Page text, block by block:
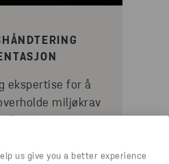
us give you a better experience
ekspertise for å
miljøkrav
utslipp og